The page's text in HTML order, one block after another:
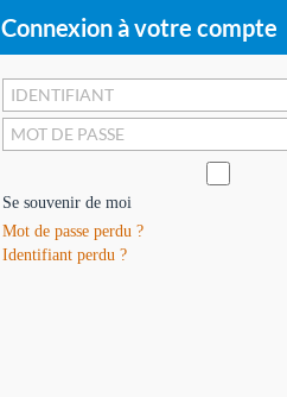
Connexion à votre compte
Se souvenir de moi
Mot de passe perdu ?
Identifiant perdu ?